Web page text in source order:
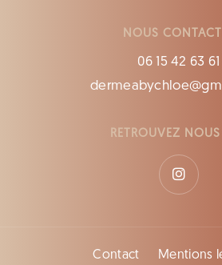
NOUS
06 15 42 63 61
RETROUVEZ
Contact Mentions